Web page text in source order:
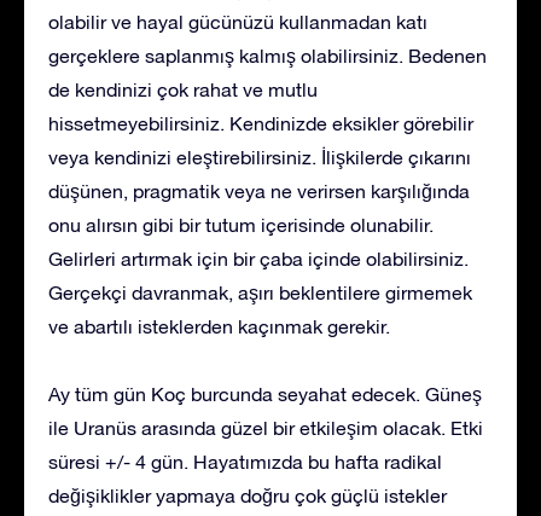
olabilir ve hayal gücünüzü kullanmadan katı
gerçeklere saplanmış kalmış olabilirsiniz. Bedenen
de kendinizi çok rahat ve mutlu
hissetmeyebilirsiniz. Kendinizde eksikler görebilir
veya kendinizi eleştirebilirsiniz. İlişkilerde çıkarını
düşünen, pragmatik veya ne verirsen karşılığında
onu alırsın gibi bir tutum içerisinde olunabilir.
Gelirleri artırmak için bir çaba içinde olabilirsiniz.
Gerçekçi davranmak, aşırı beklentilere girmemek
ve abartılı isteklerden kaçınmak gerekir.
Ay tüm gün Koç burcunda seyahat edecek. Güneş
ile Uranüs arasında güzel bir etkileşim olacak. Etki
süresi +/- 4 gün. Hayatımızda bu hafta radikal
değişiklikler yapmaya doğru çok güçlü istekler